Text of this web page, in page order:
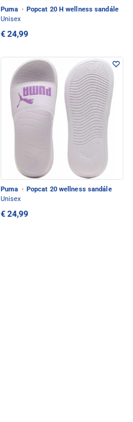
Puma · Popcat 20 H wellness sandále
Unisex
€ 24,99
Puma · Popcat 20 wellness sandále
Unisex
€ 24,99